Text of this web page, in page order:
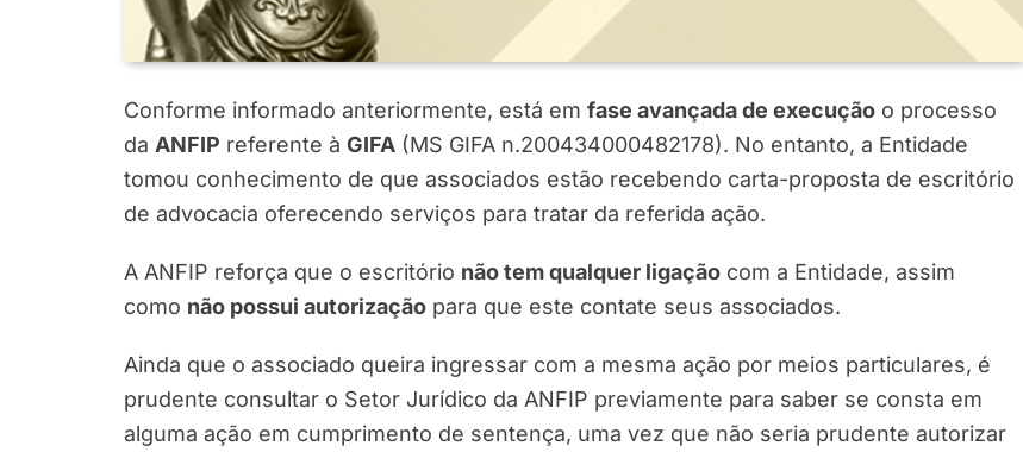
Conforme informado anteriormente, está em fase avançada de execução o processo
da ANFIP referente à GIFA (MS GIFA n.200434000482178). No entanto, a Entidade
tomou conhecimento de que associados estão recebendo carta-proposta de escritório
de advocacia oferecendo serviços para tratar da referida ação.
A ANFIP reforça que o escritório não tem qualquer ligação com a Entidade, assim
como não possui autorização para que este contate seus associados.
Ainda que o associado queira ingressar com a mesma ação por meios particulares, é
prudente consultar o Setor Jurídico da ANFIP previamente para saber se consta em
alguma ação em cumprimento de sentença, uma vez que não seria prudente autorizar